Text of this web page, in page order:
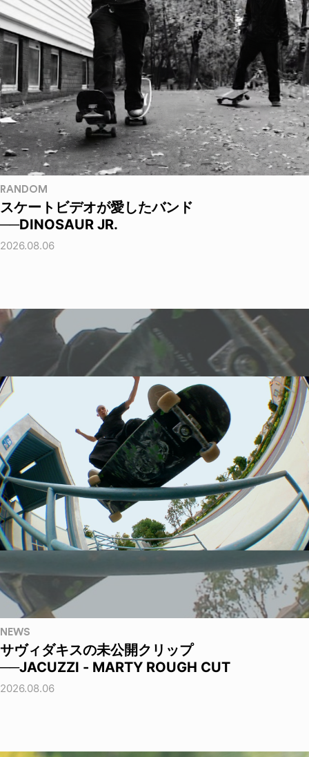
RANDOM
スケートビデオが愛したバンド
──DINOSAUR JR.
2026.08.06
NEWS
サヴィダキスの未公開クリップ
──JACUZZI - MARTY ROUGH CUT
2026.08.06